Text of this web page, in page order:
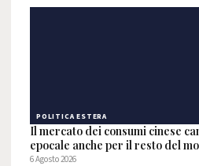
POLITICA ESTERA
Il mercato dei consumi cinese
epocale anche per il resto del
6 Agosto 2026